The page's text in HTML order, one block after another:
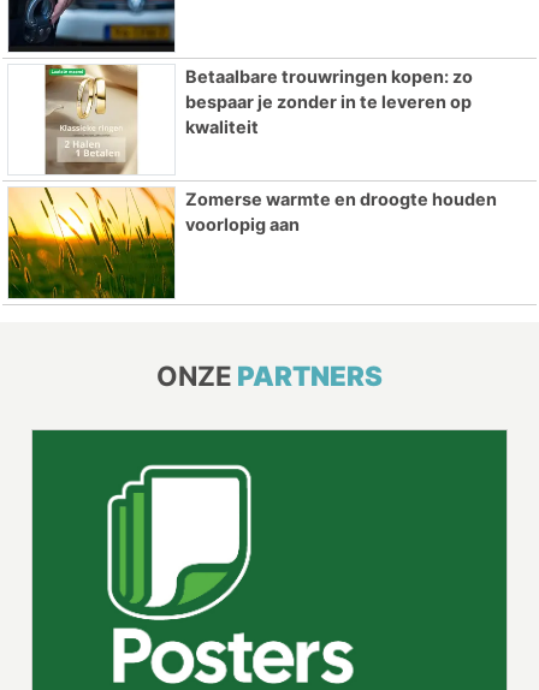
Betaalbare trouwringen kopen: zo
bespaar je zonder in te leveren op
kwaliteit
Zomerse warmte en droogte houden
voorlopig aan
ONZE PARTNERS